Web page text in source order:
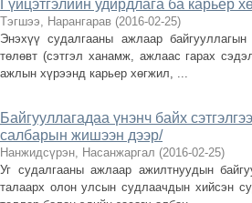
Гүйцэтгэлийн удирдлага ба карьер
Тэгшээ, Нарангарав (2016-02-25)
Энэхүү судалгааны ажлаар
төлөвт (сэтгэл ханамж, ажлаас гарах
ажлын хүрээнд карьер хөгжил, ...
Байгууллагадаа үнэнч байх
салбарын жишээн дээр/
Нанжидсүрэн, Насанжаргал (2016-02-25)
Уг судалгааны ажлаар ажилтнуудын
талаарх олон улсын судлаачдын хийсэн